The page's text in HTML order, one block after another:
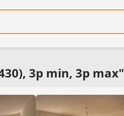
3p min, 3p max"